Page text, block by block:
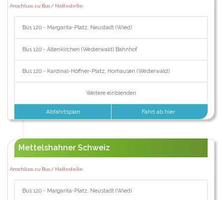
Anschluss zu Bus / Haltestelle:
Bus 120 - Margarita-Platz, Neustadt (Wied)
Bus 120 - Altenkirchen (Westerwald) Bahnhof
Bus 120 - Kardinal-Höffner-Platz, Horhausen (Westerwald)
Weitere einblenden
Abfahrtsplan Fahrt ab hier
Mettelshahner Schweiz
Anschluss zu Bus / Haltestelle:
Bus 120 - Margarita-Platz, Neustadt (Wied)